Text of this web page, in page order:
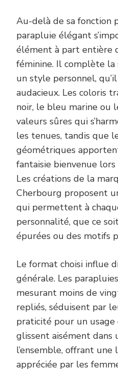
Au-delà de sa fonction
parapluie élégant
élément à part entière
féminine. Il complète
un style personnel,
audacieux. Les coloris
noir, le bleu marine ou
valeurs sûres qui
les tenues, tandis que
géométriques
fantaisie bienvenue
Les créations de la
Cherbourg proposent
qui permettent à
personnalité, que ce
épurées ou des motifs
Le format choisi influe
générale. Les
mesurant moins de
repliés, séduisent par
praticité pour un usage
glissent aisément dans
l’ensemble, offrant
appréciée par les